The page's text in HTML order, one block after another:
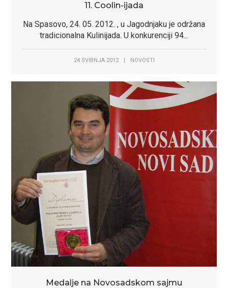
11. Coolin-ijada
Na Spasovo, 24. 05. 2012. , u Jagodnjaku je održana
tradicionalna Kulinijada. U konkurenciji 94...
24 SVIBNJA 2012 NOVOSTI
Medalje na Novosadskom sajmu